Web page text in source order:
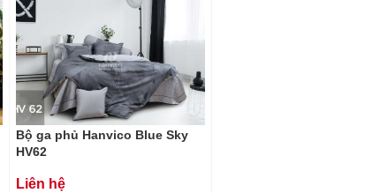
Bộ ga phủ Hanvico Blue Sky
HV62
Liên hệ